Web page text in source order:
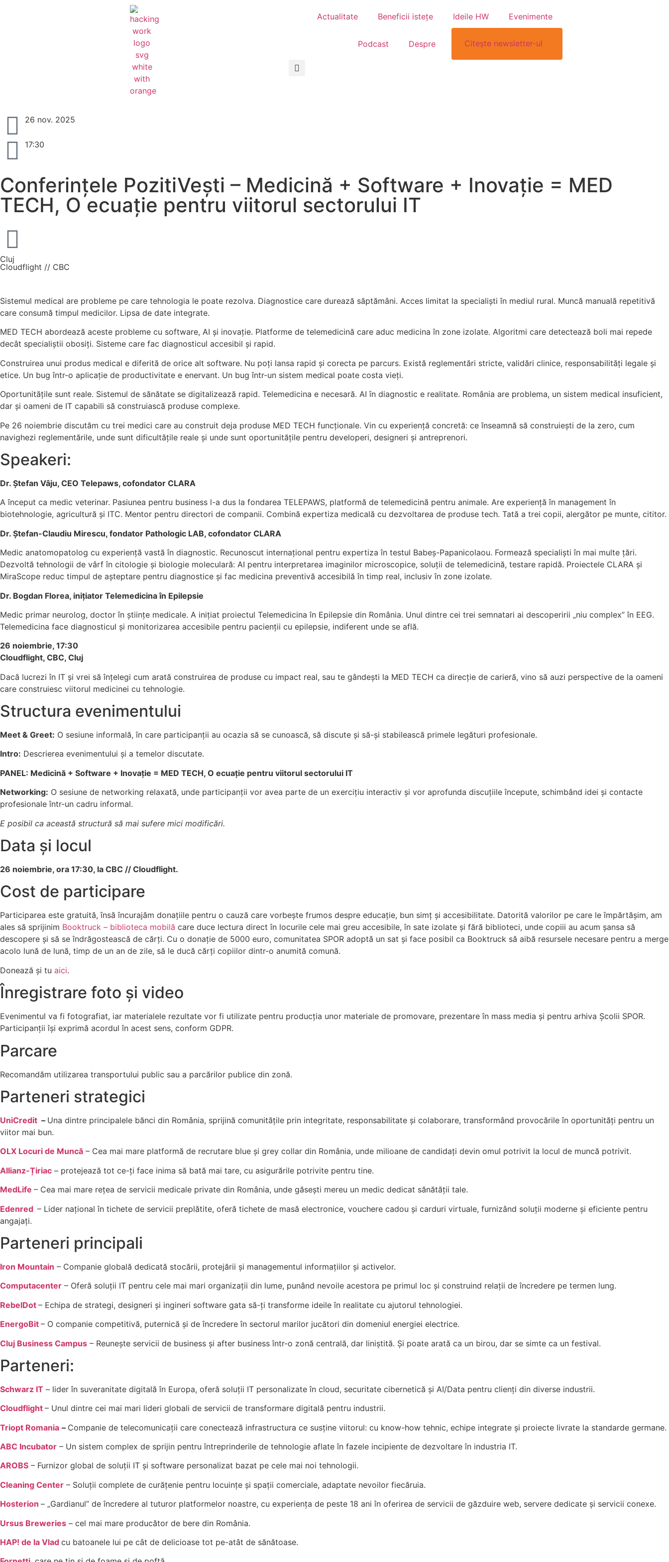
Actualitate Beneficii istețe Ideile HW Evenimente
Podcast Despre Citește newsletter-ul
26 nov. 2025
17:30
Conferințele PozitiVești – Medicină + Software + Inovație = MED
TECH, O ecuație pentru viitorul sectorului IT
Cluj
Cloudflight // CBC
Sistemul medical are probleme pe care tehnologia le poate rezolva. Diagnostice care durează săptămâni. Acces limitat la specialiști în mediul rural. Muncă manuală repetitivă
care consumă timpul medicilor. Lipsa de date integrate.
MED TECH abordează aceste probleme cu software, AI și inovație. Platforme de telemedicină care aduc medicina în zone izolate. Algoritmi care detectează boli mai repede
decât specialiștii obosiți. Sisteme care fac diagnosticul accesibil și rapid.
Construirea unui produs medical e diferită de orice alt software. Nu poți lansa rapid și corecta pe parcurs. Există reglementări stricte, validări clinice, responsabilități legale și
etice. Un bug într-o aplicație de productivitate e enervant. Un bug într-un sistem medical poate costa vieți.
Oportunitățile sunt reale. Sistemul de sănătate se digitalizează rapid. Telemedicina e necesară. AI în diagnostic e realitate. România are problema, un sistem medical insuficient,
dar și oameni de IT capabili să construiască produse complexe.
Pe 26 noiembrie discutăm cu trei medici care au construit deja produse MED TECH funcționale. Vin cu experiență concretă: ce înseamnă să construiești de la zero, cum
navighezi reglementările, unde sunt dificultățile reale și unde sunt oportunitățile pentru developeri, designeri și antreprenori.
Speakeri:
Dr. Ștefan Vâju, CEO Telepaws, cofondator CLARA
A început ca medic veterinar. Pasiunea pentru business l-a dus la fondarea TELEPAWS, platformă de telemedicină pentru animale. Are experiență în management în
biotehnologie, agricultură și ITC. Mentor pentru directori de companii. Combină expertiza medicală cu dezvoltarea de produse tech. Tată a trei copii, alergător pe munte, cititor.
Dr. Ștefan-Claudiu Mirescu, fondator Pathologic LAB, cofondator CLARA
Medic anatomopatolog cu experiență vastă în diagnostic. Recunoscut internațional pentru expertiza în testul Babeș-Papanicolaou. Formează specialiști în mai multe țări.
Dezvoltă tehnologii de vârf în citologie și biologie moleculară: AI pentru interpretarea imaginilor microscopice, soluții de telemedicină, testare rapidă. Proiectele CLARA și
MiraScope reduc timpul de așteptare pentru diagnostice și fac medicina preventivă accesibilă în timp real, inclusiv în zone izolate.
Dr. Bogdan Florea, inițiator Telemedicina în Epilepsie
Medic primar neurolog, doctor în științe medicale. A inițiat proiectul Telemedicina în Epilepsie din România. Unul dintre cei trei semnatari ai descoperirii „niu complex” în EEG.
Telemedicina face diagnosticul și monitorizarea accesibile pentru pacienții cu epilepsie, indiferent unde se află.
26 noiembrie, 17:30
Cloudflight, CBC, Cluj
Dacă lucrezi în IT și vrei să înțelegi cum arată construirea de produse cu impact real, sau te gândești la MED TECH ca direcție de carieră, vino să auzi perspective de la oameni
care construiesc viitorul medicinei cu tehnologie.
Structura evenimentului
Meet & Greet: O sesiune informală, în care participanții au ocazia să se cunoască, să discute și să-și stabilească primele legături profesionale.
Intro: Descrierea evenimentului și a temelor discutate.
PANEL: Medicină + Software + Inovație = MED TECH, O ecuație pentru viitorul sectorului IT
Networking: O sesiune de networking relaxată, unde participanții vor avea parte de un exercițiu interactiv și vor aprofunda discuțiile începute, schimbând idei și contacte
profesionale într-un cadru informal.
E posibil ca această structură să mai sufere mici modificări.
Data și locul
26 noiembrie, ora 17:30, la CBC // Cloudflight.
Cost de participare
Participarea este gratuită, însă încurajăm donațiile pentru o cauză care vorbește frumos despre educație, bun simț și accesibilitate. Datorită valorilor pe care le împărtășim, am
ales să sprijinim Booktruck – biblioteca mobilă care duce lectura direct în locurile cele mai greu accesibile, în sate izolate și fără biblioteci, unde copiii au acum șansa să
descopere și să se îndrăgostească de cărți. Cu o donație de 5000 euro, comunitatea SPOR adoptă un sat și face posibil ca Booktruck să aibă resursele necesare pentru a merge
acolo lună de lună, timp de un an de zile, să le ducă cărți copiilor dintr-o anumită comună.
Donează și tu aici.
Înregistrare foto și video
Evenimentul va fi fotografiat, iar materialele rezultate vor fi utilizate pentru producția unor materiale de promovare, prezentare în mass media și pentru arhiva Școlii SPOR.
Participanții își exprimă acordul în acest sens, conform GDPR.
Parcare
Recomandăm utilizarea transportului public sau a parcărilor publice din zonă.
Parteneri strategici
UniCredit – Una dintre principalele bănci din România, sprijină comunitățile prin integritate, responsabilitate și colaborare, transformând provocările în oportunități pentru un
viitor mai bun.
OLX Locuri de Muncă – Cea mai mare platformă de recrutare blue și grey collar din România, unde milioane de candidați devin omul potrivit la locul de muncă potrivit.
Allianz-Țiriac – protejează tot ce-ți face inima să bată mai tare, cu asigurările potrivite pentru tine.
MedLife – Cea mai mare rețea de servicii medicale private din România, unde găsești mereu un medic dedicat sănătății tale.
Edenred – Lider național în tichete de servicii preplătite, oferă tichete de masă electronice, vouchere cadou și carduri virtuale, furnizând soluții moderne și eficiente pentru
angajați.
Parteneri principali
Iron Mountain – Companie globală dedicată stocării, protejării și managementul informațiilor și activelor.
Computacenter – Oferă soluții IT pentru cele mai mari organizații din lume, punând nevoile acestora pe primul loc și construind relații de încredere pe termen lung.
RebelDot – Echipa de strategi, designeri și ingineri software gata să-ți transforme ideile în realitate cu ajutorul tehnologiei.
EnergoBit – O companie competitivă, puternică și de încredere în sectorul marilor jucători din domeniul energiei electrice.
Cluj Business Campus – Reunește servicii de business și after business într-o zonă centrală, dar liniștită. Și poate arată ca un birou, dar se simte ca un festival.
Parteneri:
Schwarz IT – lider în suveranitate digitală în Europa, oferă soluții IT personalizate în cloud, securitate cibernetică și AI/Data pentru clienți din diverse industrii.
Cloudflight – Unul dintre cei mai mari lideri globali de servicii de transformare digitală pentru industrii.
Triopt Romania – Companie de telecomunicații care conectează infrastructura ce susține viitorul: cu know-how tehnic, echipe integrate și proiecte livrate la standarde germane.
ABC Incubator – Un sistem complex de sprijin pentru întreprinderile de tehnologie aflate în fazele incipiente de dezvoltare în industria IT.
AROBS – Furnizor global de soluții IT și software personalizat bazat pe cele mai noi tehnologii.
Cleaning Center – Soluții complete de curățenie pentru locuințe și spații comerciale, adaptate nevoilor fiecăruia.
Hosterion – „Gardianul” de încredere al tuturor platformelor noastre, cu experiența de peste 18 ani în oferirea de servicii de găzduire web, servere dedicate și servicii conexe.
Ursus Breweries – cel mai mare producător de bere din România.
HAP! de la Vlad cu batoanele lui pe cât de delicioase tot pe-atât de sănătoase.